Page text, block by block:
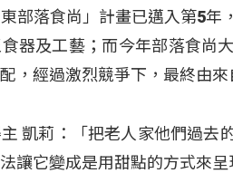
部落食尚」計畫已邁入第5年
器及工藝；而今年部落食尚
，經過激烈競爭下，最終由
凱莉：「把老人家他們過去
讓它變成是用甜點的方式來呈